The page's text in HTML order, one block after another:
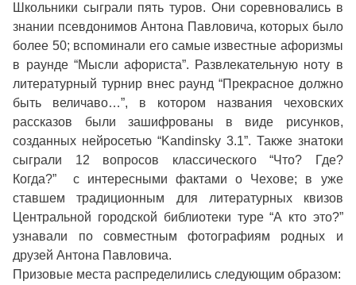
Школьники сыграли пять туров. Они соревновались в
знании псевдонимов Антона Павловича, которых было
более 50; вспоминали его самые известные афоризмы
в раунде “Мысли афориста”. Развлекательную ноту в
литературный турнир внес раунд “Прекрасное должно
быть величаво…”, в котором названия чеховских
рассказов были зашифрованы в виде рисунков,
созданных нейросетью “Kandinsky 3.1”. Также знатоки
сыграли 12 вопросов классического “Что? Где?
Когда?” с интересными фактами о Чехове; в уже
ставшем традиционным для литературных квизов
Центральной городской библиотеки туре “А кто это?”
узнавали по совместным фотографиям родных и
друзей Антона Павловича.
Призовые места распределились следующим образом: